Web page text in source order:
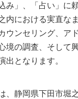
み」、「占い」に
内における実直な
ウンセリング、ア
境の調査、そして
出となります。
、静岡県下田市堀